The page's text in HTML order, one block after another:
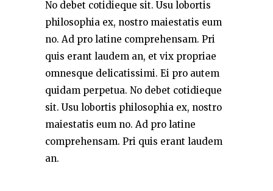
No debet cotidieque sit. Usu lobortis
philosophia ex, nostro maiestatis eum
no. Ad pro latine comprehensam. Pri
quis erant laudem an, et vix propriae
omnesque delicatissimi. Ei pro autem
quidam perpetua. No debet cotidieque
sit. Usu lobortis philosophia ex, nostro
maiestatis eum no. Ad pro latine
comprehensam. Pri quis erant laudem
an.